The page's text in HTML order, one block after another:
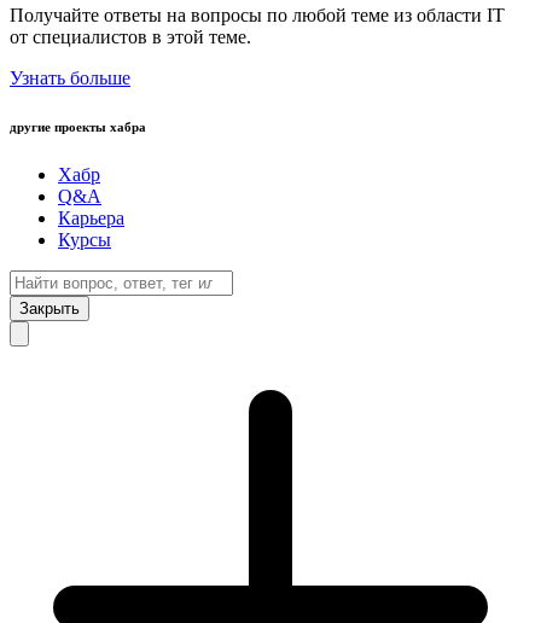
Получайте ответы на вопросы по любой теме из области IT
от специалистов в этой теме.
Узнать больше
другие проекты хабра
Хабр
Q&A
Карьера
Курсы
Закрыть